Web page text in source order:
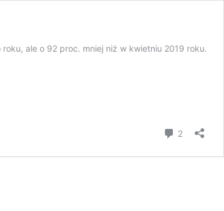
ale o 92 proc. mniej niż w kwietniu 2019 roku.
2